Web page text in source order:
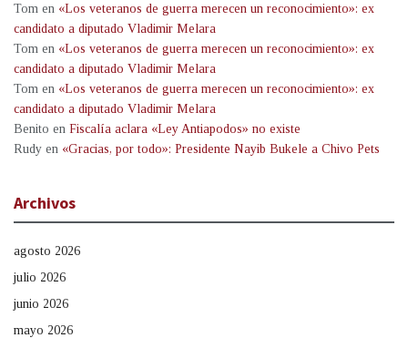
Tom en «Los veteranos de guerra merecen un reconocimiento»: ex
candidato a diputado Vladimir Melara
Tom en «Los veteranos de guerra merecen un reconocimiento»: ex
candidato a diputado Vladimir Melara
Tom en «Los veteranos de guerra merecen un reconocimiento»: ex
candidato a diputado Vladimir Melara
Benito en Fiscalía aclara «Ley Antiapodos» no existe
Rudy en «Gracias, por todo»: Presidente Nayib Bukele a Chivo Pets
Archivos
agosto 2026
julio 2026
junio 2026
mayo 2026